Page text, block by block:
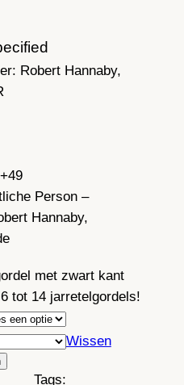
j
s
k
s
s
e
:
5
8
,
Robert Hannaby,
Person –
Hannaby,
met zwart kant
tot 14 jarretelgordels!
Wissen
Tags: